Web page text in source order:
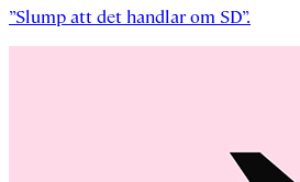
”Slump att det handlar om SD”.